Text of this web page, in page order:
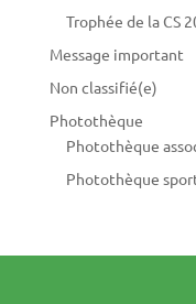
Trophée de la CS
Message important
Non classifié(e)
Photothèque
Photothèque
Photothèque